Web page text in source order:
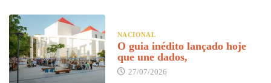
NACIONAL
O guia inédito lançado hoje
que une dados,
27/07/2026